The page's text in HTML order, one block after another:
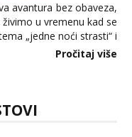
avantura bez obaveza,
u vremenu kad se
„jedne noći strasti“ i
misle žene, a što
Pročitaj više